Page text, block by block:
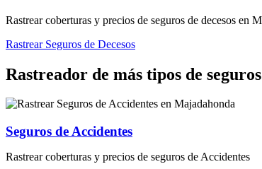
Rastrear coberturas y precios de seguros de decesos en
Rastrear Seguros de Decesos
Rastreador de más tipos de seguros
Seguros de Accidentes
Rastrear coberturas y precios de seguros de Accidentes